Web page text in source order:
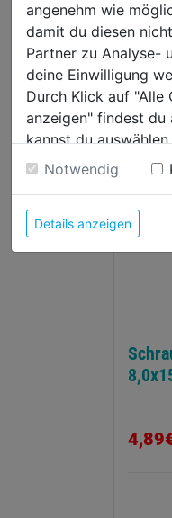
angenehm wie
damit du diesen
Partner zu Analyse-
deine Einwilligung
Durch Klick auf "Alle
anzeigen" findest du
kannst du
Weitere
Notwendig
Details anzeigen